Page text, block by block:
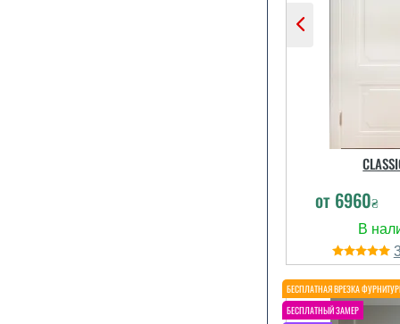
Двері
виконати
дуже
от 6960₴